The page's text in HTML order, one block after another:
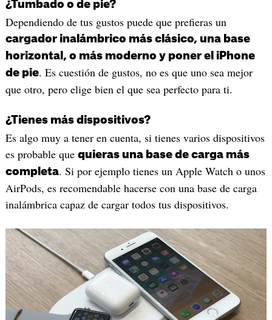
¿Tumbado o de pie?
Dependiendo de tus gustos puede que prefieras un
cargador inalámbrico más clásico, una base
horizontal, o más moderno y poner el iPhone
de pie. Es cuestión de gustos, no es que uno sea mejor
que otro, pero elige bien el que sea perfecto para ti.
¿Tienes más dispositivos?
Es algo muy a tener en cuenta, si tienes varios dispositivos
es probable que quieras una base de carga más
completa. Si por ejemplo tienes un Apple Watch o unos
AirPods, es recomendable hacerse con una base de carga
inalámbrica capaz de cargar todos tus dispositivos.